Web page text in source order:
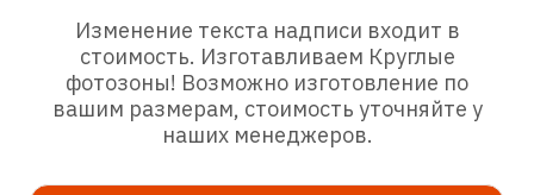
Изменение текста надписи входит в
стоимость. Изготавливаем Круглые
фотозоны! Возможно изготовление по
вашим размерам, стоимость уточняйте у
наших менеджеров.